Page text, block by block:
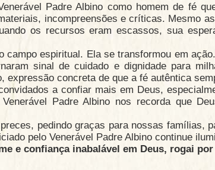
Padre Albino como homem de fé
incompreensões e críticas. Mesmo
os recursos eram escassos, sua
espiritual. Ela se transformou em
sinal de cuidado e dignidade para
expressão concreta de que a fé autêntica
a confiar mais em Deus,
Padre Albino nos recorda que
pedindo graças para nossas famílias,
pelo Venerável Padre Albino continue
e confiança inabalável em Deus, rogai